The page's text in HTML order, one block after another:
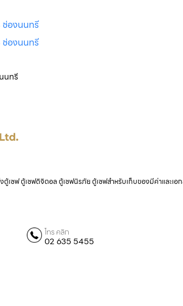
ช่องนนทรี
ช่องนนทรี
นทรี
เซฟ ตู้เซฟดิจิตอล ตู้เซฟนิรภัย ตู้เซฟสำหรับเก็บของมีค่าและเ
โทร คลิก
02 635 5455